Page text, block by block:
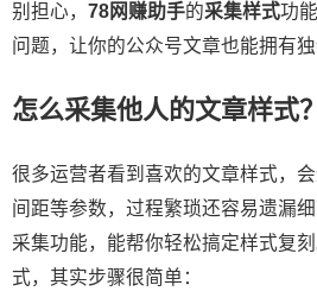
别担心， 78网赚助手的采集样式功
问题，让你的公众号文章也能拥有独
怎么采集他人的文章样式？
很多运营者看到喜欢的文章样式，
间距等参数，过程繁琐还容易遗漏细
采集功能，能帮你轻松搞定样式复
式，其实步骤很简单：